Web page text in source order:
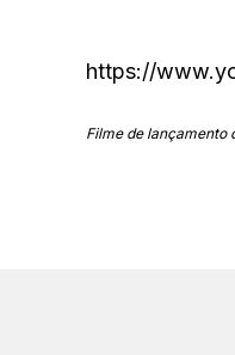
https://
Filme de lançamento